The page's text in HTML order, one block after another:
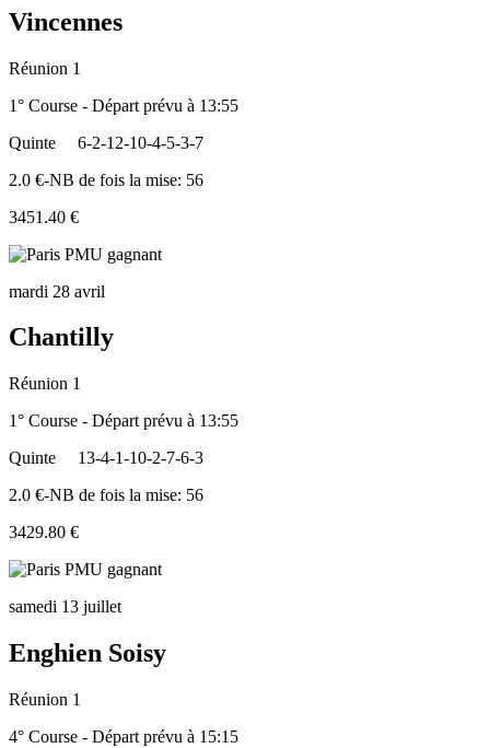
Vincennes
Réunion 1
1° Course - Départ prévu à 13:55
Quinte
6-2-12-10-4-5-3-7
2.0 €-NB de fois la mise: 56
3451.40 €
mardi 28 avril
Chantilly
Réunion 1
1° Course - Départ prévu à 13:55
Quinte
13-4-1-10-2-7-6-3
2.0 €-NB de fois la mise: 56
3429.80 €
samedi 13 juillet
Enghien Soisy
Réunion 1
4° Course - Départ prévu à 15:15